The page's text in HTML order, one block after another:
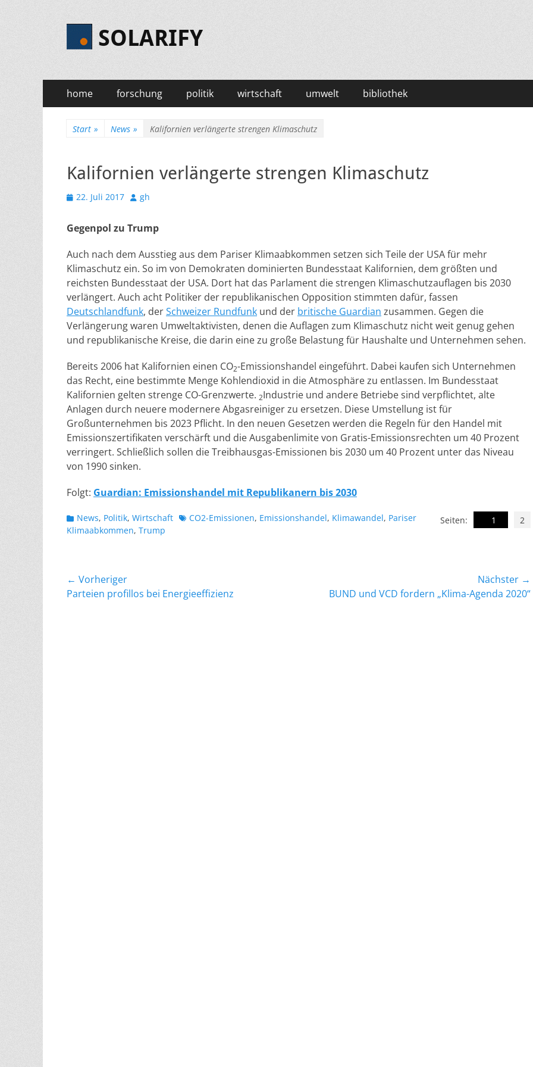
SOLARIFY
Primäres
Menü
Zum
Inhalt
home forschung politik wirtschaft umwelt bibliothek
Start » News » Kalifornien verlängerte strengen Klimaschutz
Kalifornien verlängerte strengen Klimaschutz
Veröffentlicht
22. Juli 2017 Autor
gh
Gegenpol zu Trump
Auch nach dem Ausstieg aus dem Pariser Klimaabkommen setzen sich Teile der USA für mehr
Klimaschutz ein. So im von Demokraten dominierten Bundesstaat Kalifornien, dem größten und
reichsten Bundesstaat der USA. Dort hat das Parlament die strengen Klimaschutzauflagen bis 2030
verlängert. Auch acht Politiker der republikanischen Opposition stimmten dafür, fassen
Deutschlandfunk, derSchweizer Rundfunk und der britische Guardian zusammen. Gegen die
Verlängerung waren Umweltaktivisten, denen die Auflagen zum Klimaschutz nicht weit genug gehen
und republikanische Kreise, die darin eine zu große Belastung für Haushalte und Unternehmen sehen.
Bereits 2006 hat Kalifornien einen CO2-Emissionshandel eingeführt. Dabei kaufen sich Unternehmen
das Recht, eine bestimmte Menge Kohlendioxid in die Atmosphäre zu entlassen. Im Bundesstaat
Kalifornien gelten strenge CO-Grenzwerte. 2Industrie und andere Betriebe sind verpflichtet, alte
Anlagen durch neuere modernere Abgasreiniger zu ersetzen. Diese Umstellung ist für
Großunternehmen bis 2023 Pflicht. In den neuen Gesetzen werden die Regeln für den Handel mit
Emissionszertifikaten verschärft und die Ausgabenlimite von Gratis-Emissionsrechten um 40 Prozent
verringert. Schließlich sollen die Treibhausgas-Emissionen bis 2030 um 40 Prozent unter das Niveau
von 1990 sinken.
Folgt: Guardian: Emissionshandel mit Republikanern bis 2030
Seiten: 1 2
Kategorien
News, Politik, Wirtschaft Schlagworte
CO2-Emissionen, Emissionshandel, Klimawandel, Pariser
Klimaabkommen, Trump
Beitragsnavigation
← Vorheriger
Vorheriger
Parteien profillos bei Energieeffizienz
Nächster →
NächsterBUND und VCD fordern „Klima-Agenda 2020“